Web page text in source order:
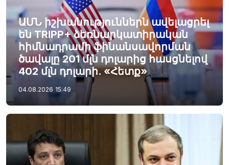
ԱՄՆ իշխանություններն ավելացրել
են TRIPP+ ձեռնարկատիրական
հիմնադրամի ֆինանսավորման
ծավալը 201 մլն դոլարից հասցնելով
402 մլն դոլարի. «Հետք»
04.08.2026 15:49